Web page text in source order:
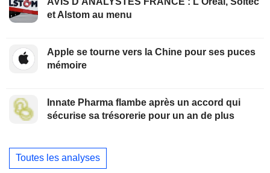
et Alstom au menu
Apple se tourne vers la Chine pour ses puces
mémoire
Innate Pharma flambe après un accord qui
sécurise sa trésorerie pour un an de plus
Toutes les analyses